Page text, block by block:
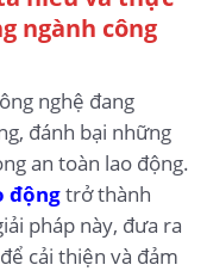
ngành công
nghệ đang
đánh bại những
an toàn lao động.
độngtrở thành
pháp này, đưa ra
cải thiện và đảm